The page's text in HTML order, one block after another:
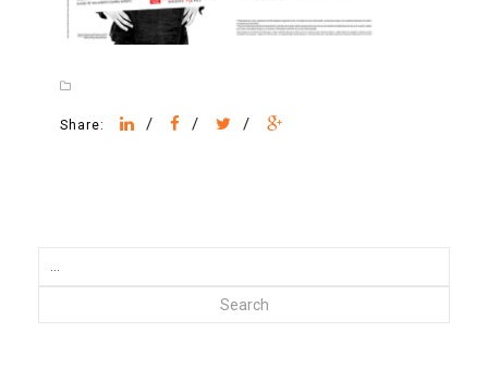
Share: / / /
Search